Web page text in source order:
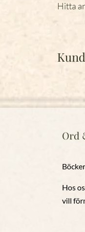
Hitta
Ord
Hos
vill